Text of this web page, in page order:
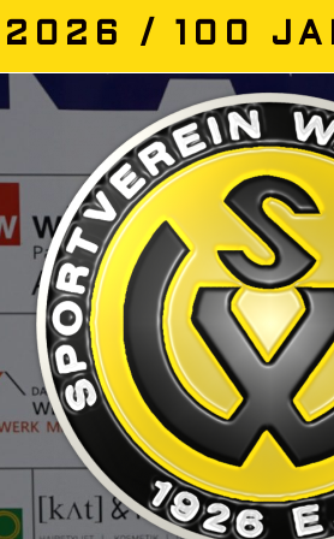
2026 / 100